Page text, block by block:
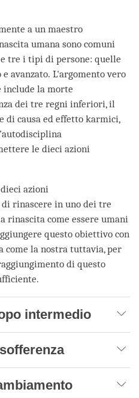
a un maestro
umana sono comuni
tre i tipi di persone: quelle
avanzato. L'argomento vero
include la morte
dei tre regni inferiori, il
di causa ed effetto karmici,
le dieci azioni
azioni
rinascere in uno dei tre
rinascita come essere umani
questo obiettivo con
come la nostra tuttavia, per
di questo
intermedio